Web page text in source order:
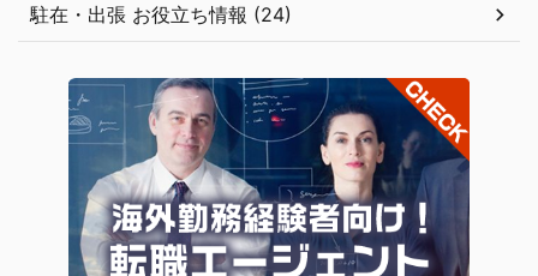
駐在・出張 お役立ち情報 (24)